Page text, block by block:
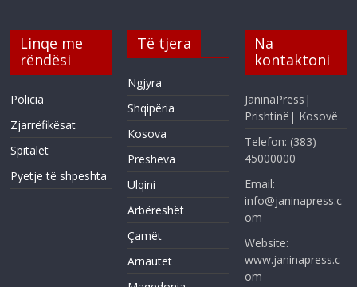
Linqe me
rëndësi
Policia
Zjarrëfikësat
Spitalet
Pyetje të shpeshta
Të tjera
Ngjyra
Shqipëria
Kosova
Presheva
Ulqini
Arbëreshët
Çamët
Arnautët
Na
kontaktoni
JaninaPress|
Prishtinë| Kosovë
Telefon: (383)
45000000
Email:
info@janinapress.c
om
Website:
www.janinapress.c
om